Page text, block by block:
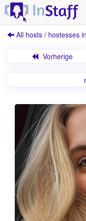
All hosts / hostesses
Vorherige